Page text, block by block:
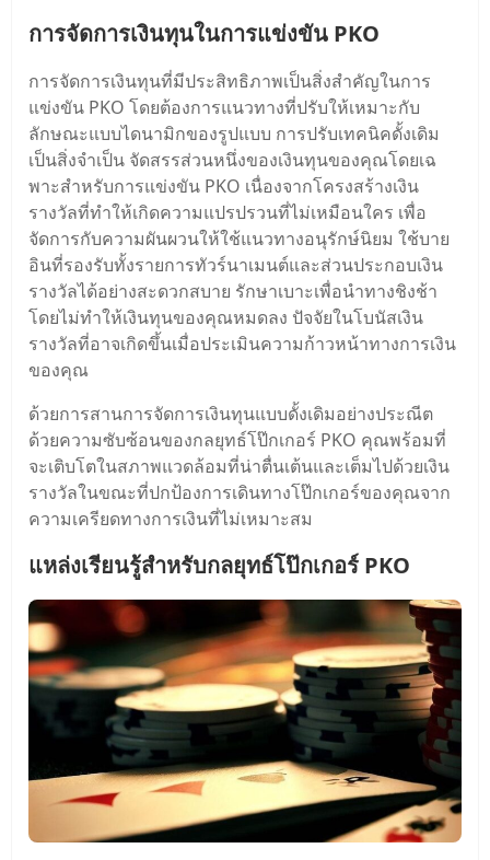
การจัดการเงินทุนในการแข่งขัน PKO
การจัดการเงินทุนที่มีประสิทธิภาพเป็นสิ่งสําคัญในการ
แข่งขัน PKO โดยต้องการแนวทางที่ปรับให้เหมาะกับ
ลักษณะแบบไดนามิกของรูปแบบ การปรับเทคนิคดั้งเดิม
เป็นสิ่งจําเป็น จัดสรรส่วนหนึ่งของเงินทุนของคุณโดยเฉ
พาะสําหรับการแข่งขัน PKO เนื่องจากโครงสร้างเงิน
รางวัลที่ทําให้เกิดความแปรปรวนที่ไม่เหมือนใคร เพื่อ
จัดการกับความผันผวนให้ใช้แนวทางอนุรักษ์นิยม ใช้บาย
อินที่รองรับทั้งรายการทัวร์นาเมนต์และส่วนประกอบเงิน
รางวัลได้อย่างสะดวกสบาย รักษาเบาะเพื่อนําทางชิงช้า
โดยไม่ทําให้เงินทุนของคุณหมดลง ปัจจัยในโบนัสเงิน
รางวัลที่อาจเกิดขึ้นเมื่อประเมินความก้าวหน้าทางการเงิน
ของคุณ
ด้วยการสานการจัดการเงินทุนแบบดั้งเดิมอย่างประณีต
ด้วยความซับซ้อนของกลยุทธ์โป๊กเกอร์ PKO คุณพร้อมที่
จะเติบโตในสภาพแวดล้อมที่น่าตื่นเต้นและเต็มไปด้วยเงิน
รางวัลในขณะที่ปกป้องการเดินทางโป๊กเกอร์ของคุณจาก
ความเครียดทางการเงินที่ไม่เหมาะสม
แหล่งเรียนรู้สําหรับกลยุทธ์โป๊กเกอร์ PKO